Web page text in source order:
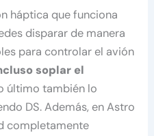
háptica que funciona
disparar de manera
para controlar el avión
soplar el
último también lo
DS. Además, en Astro
completamente